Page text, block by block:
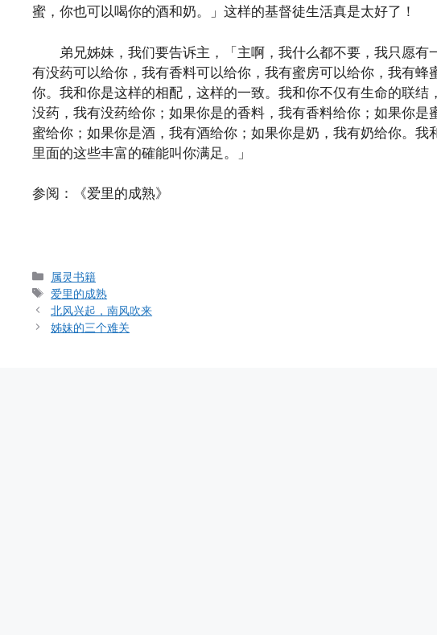
蜜，你也可以喝你的酒和奶。」这样的基督徒生活真是太好了！
弟兄姊妹，我们要告诉主，「主啊，我什么都不要，我只愿有
有没药可以给你，我有香料可以给你，我有蜜房可以给你，我有
你。我和你是这样的相配，这样的一致。我和你不仅有生命的联
没药，我有没药给你；如果你是的香料，我有香料给你；如果你
蜜给你；如果你是酒，我有酒给你；如果你是奶，我有奶给你。
里面的这些丰富的確能叫你满足。」
参阅：《爱里的成熟》
Categories
属灵书籍
Tags
爱里的成熟
北风兴起，南风吹来
姊妹的三个难关